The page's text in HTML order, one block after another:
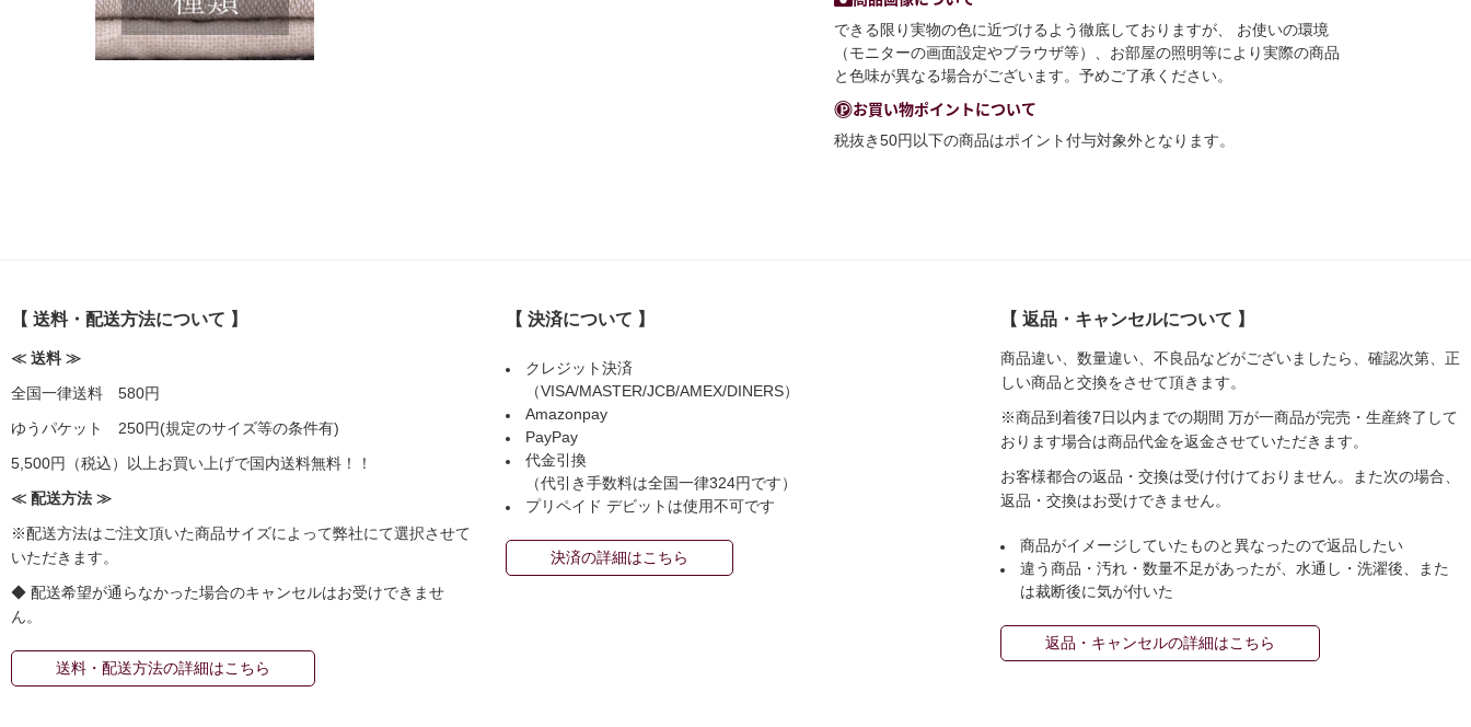
できる限り実物の色に近づけるよう徹底しておりますが、 お使いの環境
（モニターの画面設定やブラウザ等）、お部屋の照明等により実際の商品
と色味が異なる場合がございます。予めご了承ください。
お買い物ポイントについて
税抜き50円以下の商品はポイント付与対象外となります。
【 送料・配送方法について 】
≪ 送料 ≫
全国一律送料 580円
ゆうパケット 250円(規定のサイズ等の条件有)
5,500円（税込）以上お買い上げで国内送料無料！！
≪ 配送方法 ≫
※配送方法はご注文頂いた商品サイズによって弊社にて選択させて
いただきます。
◆ 配送希望が通らなかった場合のキャンセルはお受けできませ
ん。
送料・配送方法の詳細はこちら
【 決済について 】
クレジット決済
（VISA/MASTER/JCB/AMEX/DINERS）
Amazonpay
PayPay
代金引換
（代引き手数料は全国一律324円です）
プリペイド デビットは使用不可です
決済の詳細はこちら
【 返品・キャンセルについて 】
商品違い、数量違い、不良品などがございましたら、確認次第、正
しい商品と交換をさせて頂きます。
※商品到着後7日以内までの期間 万が一商品が完売・生産終了して
おります場合は商品代金を返金させていただきます。
お客様都合の返品・交換は受け付けておりません。また次の場合、
返品・交換はお受けできません。
商品がイメージしていたものと異なったので返品したい
違う商品・汚れ・数量不足があったが、水通し・洗濯後、また
は裁断後に気が付いた
返品・キャンセルの詳細はこちら